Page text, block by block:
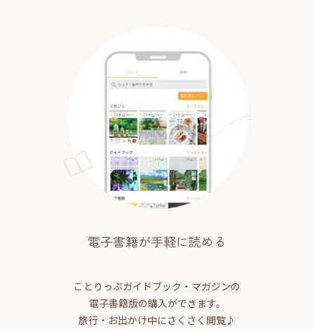
電子書籍が手軽に読める
ことりっぷガイドブック・マガジンの
電子書籍版の購入ができます。
旅行・お出かけ中にさくさく閲覧♪